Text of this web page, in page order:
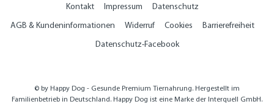
Kontakt Impressum
Datenschutz
AGB & Kundeninformationen
Widerruf Cookies
Barrierefreiheit
Datenschutz-Facebook
© by Happy Dog - Gesunde Premium Tiernahrung. Hergestellt im
Familienbetrieb in Deutschland. Happy Dog ist eine Marke der Interquell GmbH.